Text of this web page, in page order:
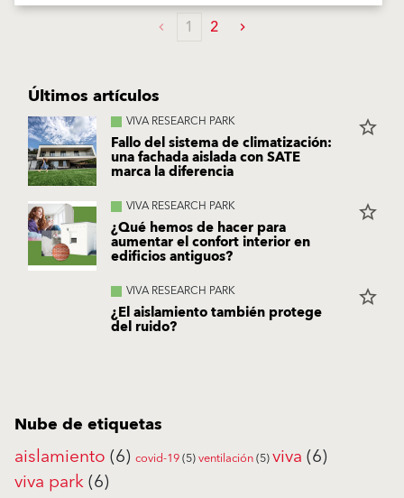
1 2
Últimos artículos
VIVA RESEARCH PARK
Fallo del sistema de climatización:
una fachada aislada con SATE
marca la diferencia
star_border
VIVA RESEARCH PARK
¿Qué hemos de hacer para
aumentar el confort interior en
edificios antiguos?
star_border
VIVA RESEARCH PARK
¿El aislamiento también protege
del ruido?
star_border
Nube de etiquetas
aislamiento(6) covid-19(5)ventilación(5)viva(6)
viva park(6)